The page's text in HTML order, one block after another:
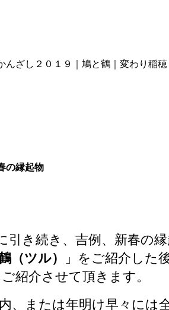
んざし２０１９｜鳩と鶴｜変わり稲
の縁起物
引き続き、吉例、新春の縁
（ツル） 」をご紹介した
紹介させて頂きます。
、または年明け早々には